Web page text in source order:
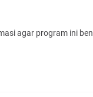
agar program ini